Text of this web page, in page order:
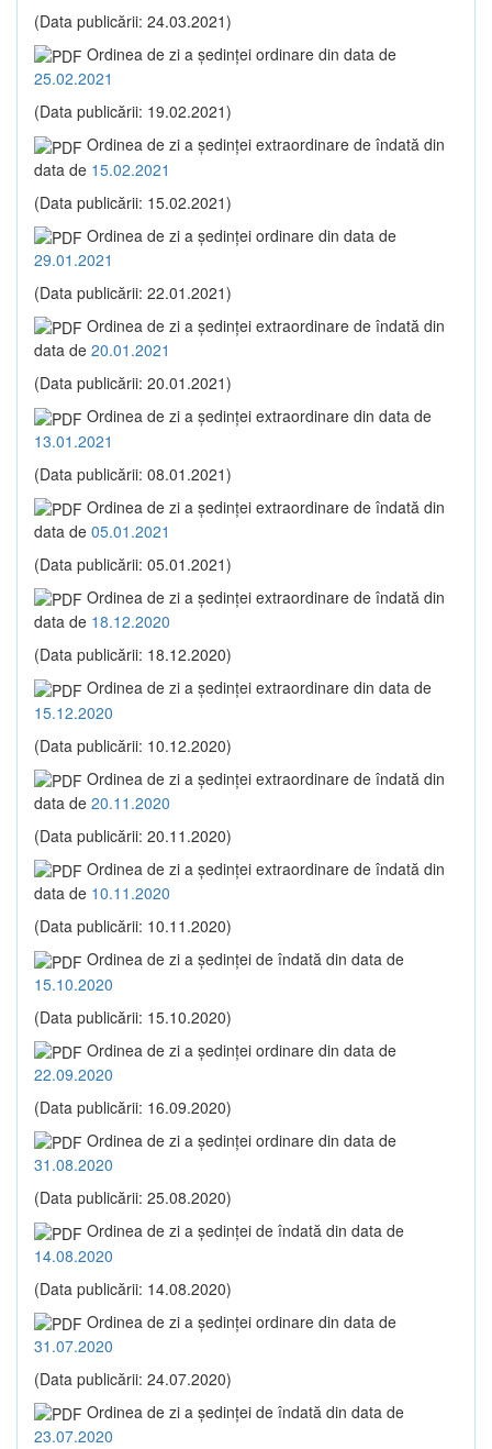
(Data publicării: 24.03.2021)
Ordinea de zi a şedinţei ordinare din data de
25.02.2021
(Data publicării: 19.02.2021)
Ordinea de zi a şedinţei extraordinare de îndată din
data de 15.02.2021
(Data publicării: 15.02.2021)
Ordinea de zi a şedinţei ordinare din data de
29.01.2021
(Data publicării: 22.01.2021)
Ordinea de zi a şedinţei extraordinare de îndată din
data de 20.01.2021
(Data publicării: 20.01.2021)
Ordinea de zi a şedinţei extraordinare din data de
13.01.2021
(Data publicării: 08.01.2021)
Ordinea de zi a şedinţei extraordinare de îndată din
data de 05.01.2021
(Data publicării: 05.01.2021)
Ordinea de zi a şedinţei extraordinare de îndată din
data de 18.12.2020
(Data publicării: 18.12.2020)
Ordinea de zi a şedinţei extraordinare din data de
15.12.2020
(Data publicării: 10.12.2020)
Ordinea de zi a şedinţei extraordinare de îndată din
data de 20.11.2020
(Data publicării: 20.11.2020)
Ordinea de zi a şedinţei extraordinare de îndată din
data de 10.11.2020
(Data publicării: 10.11.2020)
Ordinea de zi a şedinţei de îndată din data de
15.10.2020
(Data publicării: 15.10.2020)
Ordinea de zi a şedinţei ordinare din data de
22.09.2020
(Data publicării: 16.09.2020)
Ordinea de zi a şedinţei ordinare din data de
31.08.2020
(Data publicării: 25.08.2020)
Ordinea de zi a şedinţei de îndată din data de
14.08.2020
(Data publicării: 14.08.2020)
Ordinea de zi a şedinţei ordinare din data de
31.07.2020
(Data publicării: 24.07.2020)
Ordinea de zi a şedinţei de îndată din data de
23.07.2020